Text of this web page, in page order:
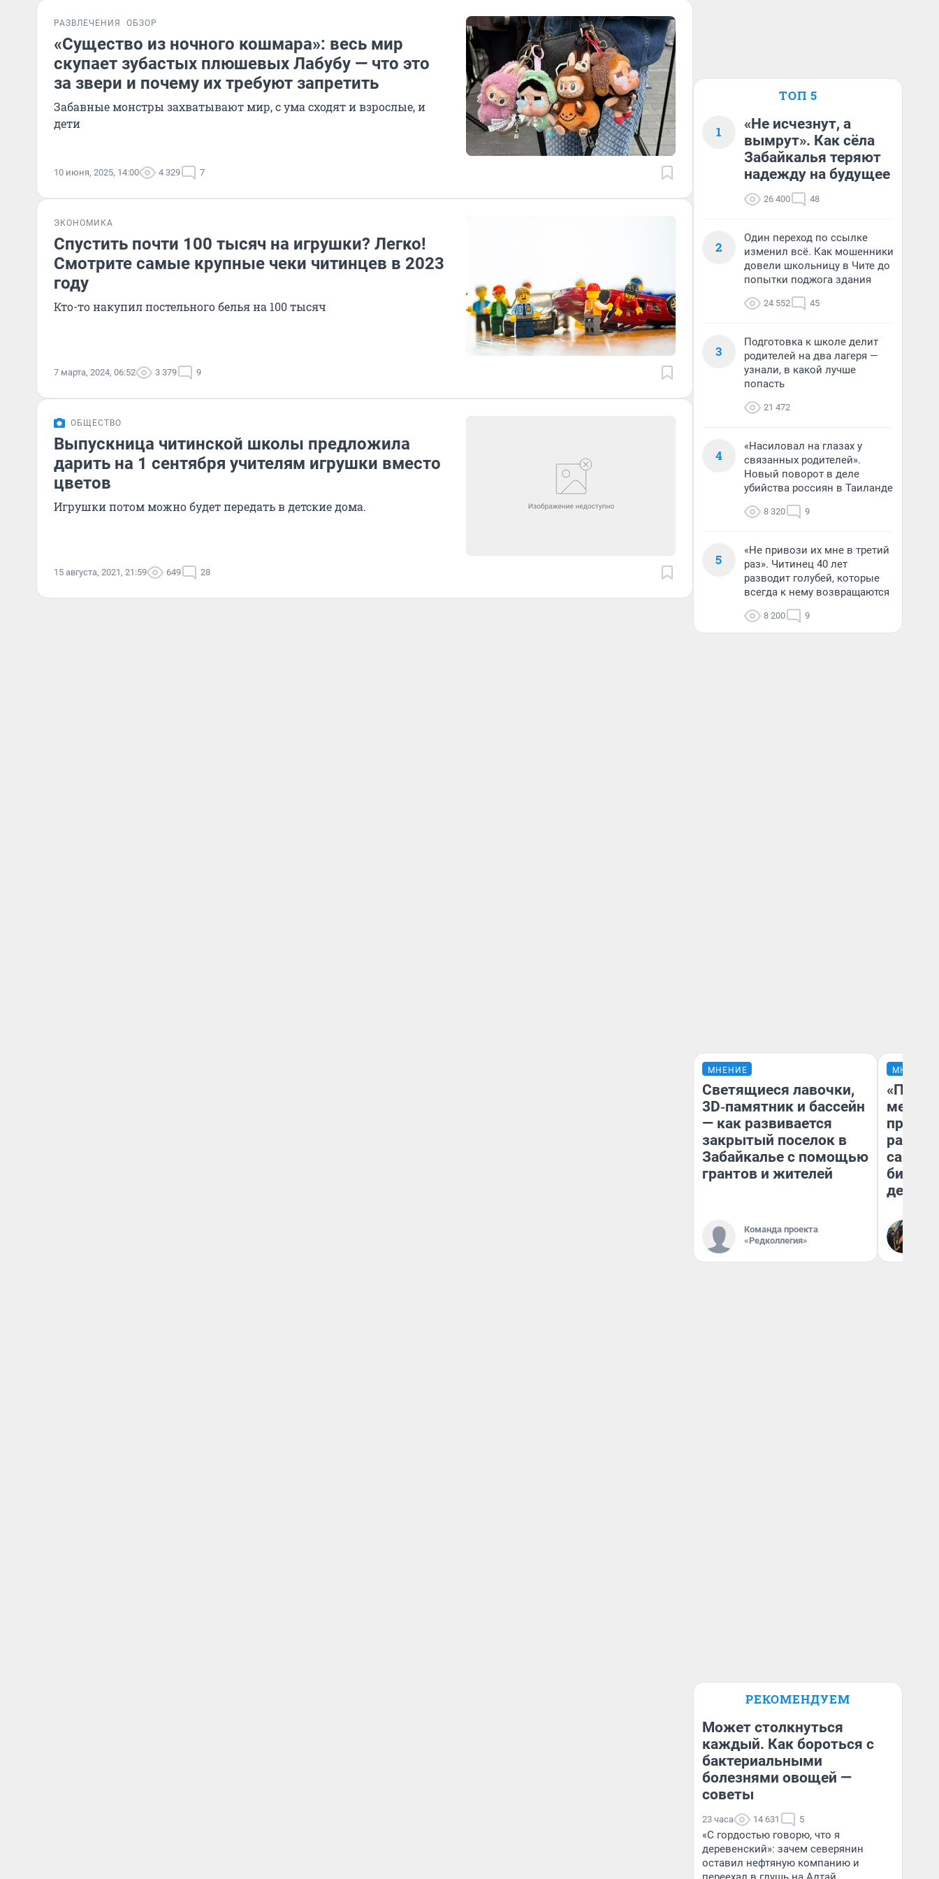
РАЗВЛЕЧЕНИЯ ОБЗОР
«Существо из ночного кошмара»: весь мир
скупает зубастых плюшевых Лабубу — что это
за звери и почему их требуют запретить
Забавные монстры захватывают мир, с ума сходят и взрослые, и
дети
10 июня, 2025, 14:00 4 329 7
ЭКОНОМИКА
Спустить почти 100 тысяч на игрушки? Легко!
Смотрите самые крупные чеки читинцев в 2023
году
Кто-то накупил постельного белья на 100 тысяч
7 марта, 2024, 06:52 3 379 9
ОБЩЕСТВО
Выпускница читинской школы предложила
дарить на 1 сентября учителям игрушки вместо
цветов
Игрушки потом можно будет передать в детские дома.
15 августа, 2021, 21:59 649 28
ТОП 5
1
«Не исчезнут, а
вымрут». Как сёла
Забайкалья теряют
надежду на будущее
26 400 48
2
Один переход по ссылке
изменил всё. Как мошенники
довели школьницу в Чите до
попытки поджога здания
24 552 45
3
Подготовка к школе делит
родителей на два лагеря —
узнали, в какой лучше
попасть
21 472
4
«Насиловал на глазах у
связанных родителей».
Новый поворот в деле
убийства россиян в Таиланде
8 320 9
5
«Не привози их мне в третий
раз». Читинец 40 лет
разводит голубей, которые
всегда к нему возвращаются
8 200 9
МНЕНИЕ
Светящиеся лавочки,
3D‑памятник и бассейн
— как развивается
закрытый поселок в
Забайкалье с помощью
грантов и жителей
Команда проекта
«Редколлегия»
МНЕНИЕ
самом
РЕКОМЕНДУЕМ
Может столкнуться
каждый. Как бороться с
бактериальными
болезнями овощей —
советы
23 часа 14 631 5
«С гордостью говорю, что я
деревенский»: зачем северянин
оставил нефтяную компанию и